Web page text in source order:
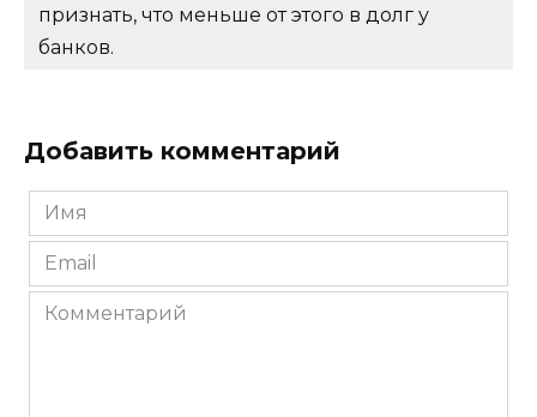
признать, что меньше от этого в долг у
банков.
Добавить комментарий
Имя
*
Email
*
Комментарий